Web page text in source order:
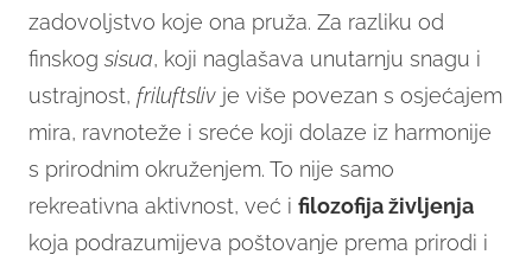
zadovoljstvo koje ona pruža. Za razliku od
finskog sisua, koji naglašava unutarnju snagu i
ustrajnost, friluftsliv je više povezan s osjećajem
mira, ravnoteže i sreće koji dolaze iz harmonije
s prirodnim okruženjem. To nije samo
rekreativna aktivnost, već i filozofija življenja
koja podrazumijeva poštovanje prema prirodi i